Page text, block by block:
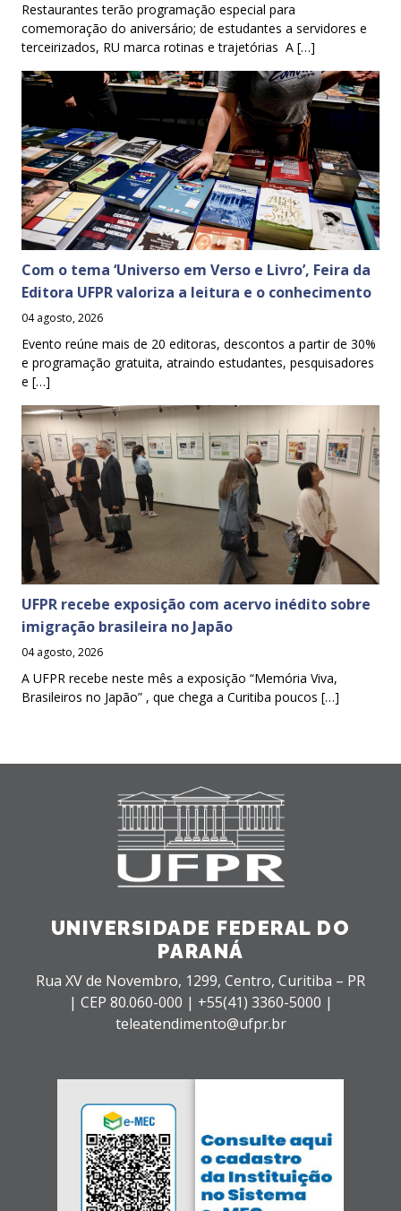
Restaurantes terão programação especial para
comemoração do aniversário; de estudantes a servidores e
terceirizados, RU marca rotinas e trajetórias A […]
Com o tema ‘Universo em Verso e Livro’, Feira da
Editora UFPR valoriza a leitura e o conhecimento
04 agosto, 2026
Evento reúne mais de 20 editoras, descontos a partir de 30%
e programação gratuita, atraindo estudantes, pesquisadores
e […]
UFPR recebe exposição com acervo inédito sobre
imigração brasileira no Japão
04 agosto, 2026
A UFPR recebe neste mês a exposição “Memória Viva,
Brasileiros no Japão” , que chega a Curitiba poucos […]
UNIVERSIDADE FEDERAL DO
PARANÁ
Rua XV de Novembro, 1299, Centro, Curitiba – PR
| CEP 80.060-000 | +55(41) 3360-5000 |
teleatendimento@ufpr.br